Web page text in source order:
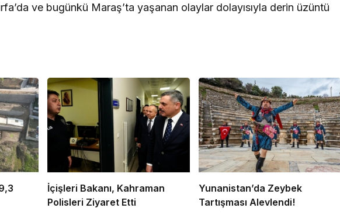
ve bugünkü Maraş’ta yaşanan olaylar dolayısıyla derin üzüntü
İçişleri Bakanı, Kahraman
Polisleri Ziyaret Etti
Yunanistan’da Zeybek
Tartışması Alevlendi!